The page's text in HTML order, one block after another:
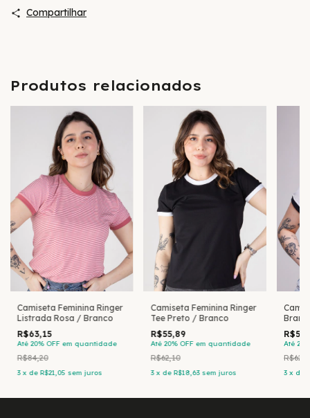
Compartilhar
Produtos relacionados
Camiseta Feminina Ringer
Listrada Rosa / Branco
R$63,15
Até 20% OFF em quantidade
R$84,20
3 x de R$21,05 sem juros
Camiseta Feminina Ringer
Tee Preto / Branco
R$55,89
Até 20% OFF em quantidade
R$62,10
3 x de R$18,63 sem juros
Até
3 x de